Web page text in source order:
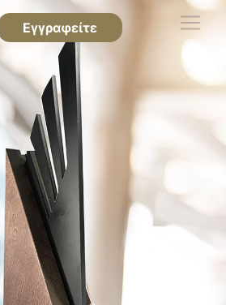
Εγγραφείτε